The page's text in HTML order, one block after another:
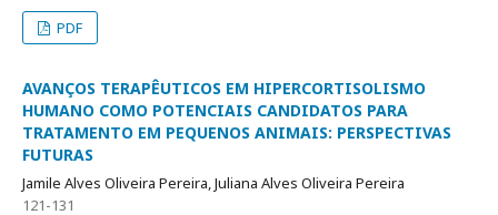
PDF
AVANÇOS TERAPÊUTICOS EM HIPERCORTISOLISMO
HUMANO COMO POTENCIAIS CANDIDATOS PARA
TRATAMENTO EM PEQUENOS ANIMAIS: PERSPECTIVAS
FUTURAS
Jamile Alves Oliveira Pereira, Juliana Alves Oliveira Pereira
121-131